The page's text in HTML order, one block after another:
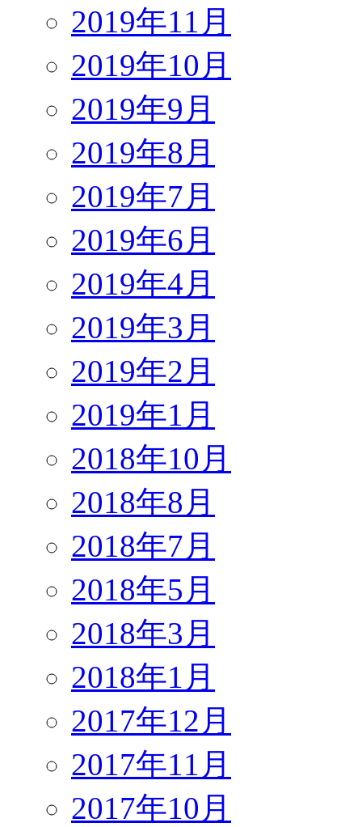
2019年11月
2019年10月
2019年9月
2019年8月
2019年7月
2019年6月
2019年4月
2019年3月
2019年2月
2019年1月
2018年10月
2018年8月
2018年7月
2018年5月
2018年3月
2018年1月
2017年12月
2017年11月
2017年10月